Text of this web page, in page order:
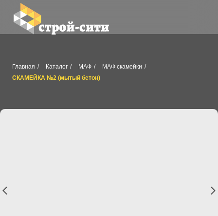
Главная / Каталог / МАФ / МАФ скамейки /
СКАМЕЙКА №2 (мытый бетон)